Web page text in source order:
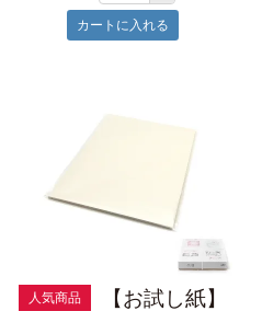
人気商品
【お試し紙】